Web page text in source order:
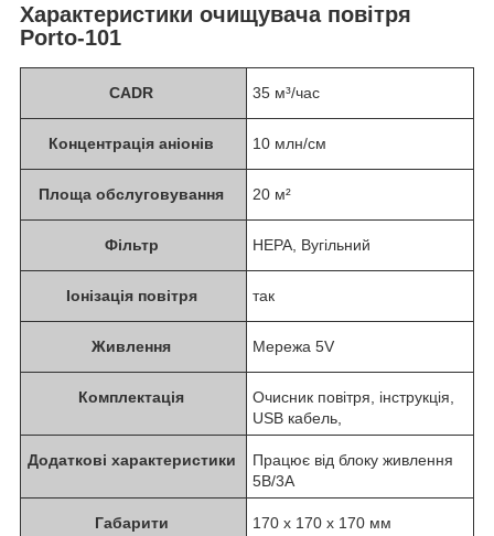
Характеристики очищувача повітря
Porto-101
CADR 35 м³/час
Концентрація аніонів 10 млн/см
Площа обслуговування 20 м²
Фільтр HEPA, Вугільний
Іонізація повітря так
Живлення Мережа 5V
Комплектація
Очисник повітря, інструкція,
USB кабель,
Додаткові характеристики
Працює від блоку живлення
5В/3А
Габарити 170 х 170 х 170 мм